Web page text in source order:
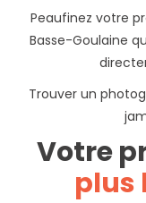
Peaufinez votre
Basse-Goulaine
Trouver un
Votre
plus